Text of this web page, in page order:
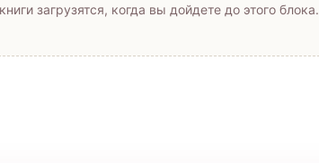
загрузятся, когда вы дойдете до этого блока.